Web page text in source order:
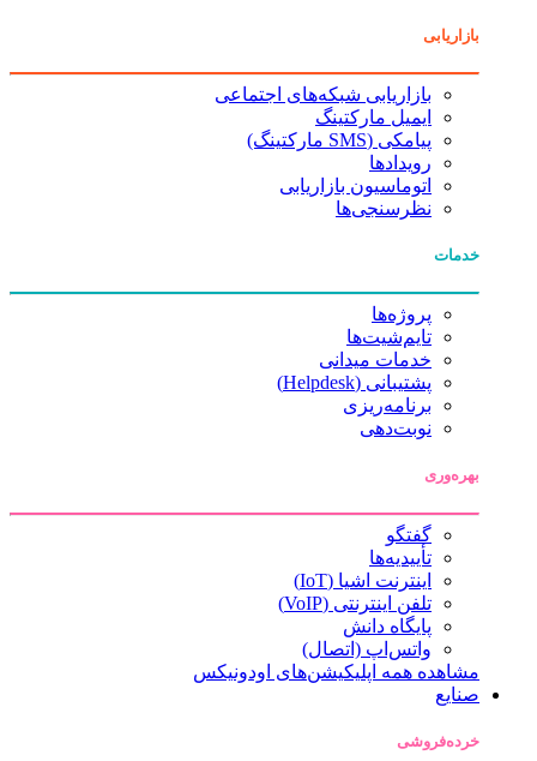
بازاریابی
بازاریابی شبکه‌های اجتماعی
ایمیل مارکتینگ
پیامکی (SMS مارکتینگ)
رویدادها
اتوماسیون بازاریابی
نظرسنجی‌ها
خدمات
پروژه‌ها
تایم‌شیت‌ها
خدمات میدانی
پشتیبانی (Helpdesk)
برنامه‌ریزی
نوبت‌دهی
بهره‌وری
گفتگو
تأییدیه‌ها
اینترنت اشیا (IoT)
تلفن اینترنتی (VoIP)
پایگاه دانش
واتس‌اپ (اتصال)
مشاهده همه اپلیکیشن‌های اودونیکس
صنایع
خرده‌فروشی